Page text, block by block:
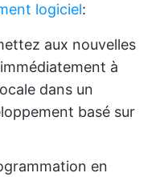
logiciel:
aux nouvelles
à
dans un
basé sur
en